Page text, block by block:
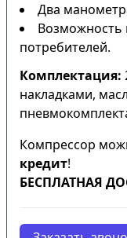
Два
Возможность
потребителей.
Комплектация:
накладками,
Компрессор
кредит!
БЕСПЛАТНАЯ